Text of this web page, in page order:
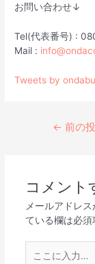
お問い合わせ↓
Tel(代表番号) :
Mail :
Tweets by
← 前の
コメント
メールアドレ
ている欄は必須